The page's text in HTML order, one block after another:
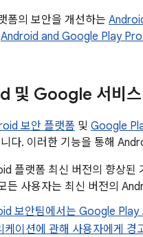
폼의 보안을 개선하는
Android and Google Play
및 Google 서비스
보안 플랫폼 및 Google
다. 이러한 기능을 통해
플랫폼 최신 버전의 향상된
든 사용자는 최신 버전의
보안팀에서는 Google Play
케이션에 관해 사용자에게 경